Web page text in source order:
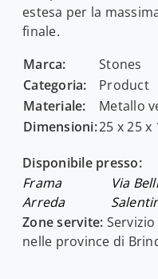
estesa per la
finale.
Marca:
Stones
Categoria:
Product
Materiale:
Metallo
Dimensioni:25 x 25 x
Disponibile presso:
Frama
Arreda
Via
Zone servite:
nelle province di